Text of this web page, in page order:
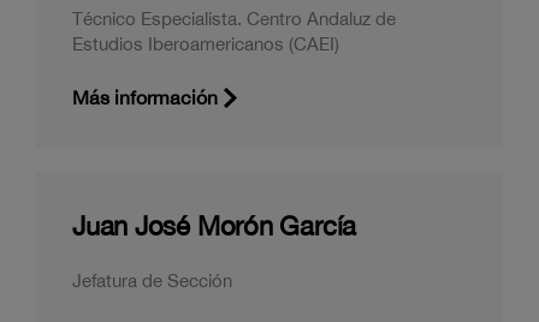
Técnico Especialista. Centro Andaluz de
Estudios Iberoamericanos (CAEI)
Más información
Juan José Morón García
Jefatura de Sección